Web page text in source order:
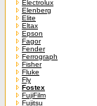
Electrolux
Elenberg
Elite
Eltax
Epson
Fagor
Fender
Ferrograph
Fisher
Fluke
Fly
Fostex
FujiFilm
Fujitsu